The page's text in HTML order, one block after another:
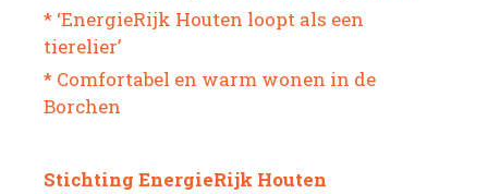
* ‘EnergieRijk Houten loopt als een
tierelier’
* Comfortabel en warm wonen in de
Borchen
Stichting EnergieRijk Houten